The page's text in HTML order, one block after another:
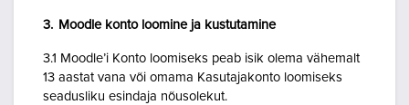
3. Moodle konto loomine ja kustutamine
3.1 Moodle’i Konto loomiseks peab isik olema vähemalt
13 aastat vana või omama Kasutajakonto loomiseks
seadusliku esindaja nõusolekut.